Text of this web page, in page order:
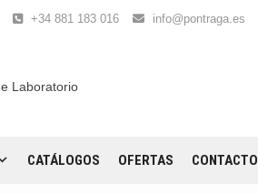
+34 881 183 016 info@pontraga.es
CATÁLOGOS OFERTAS CONTACTO